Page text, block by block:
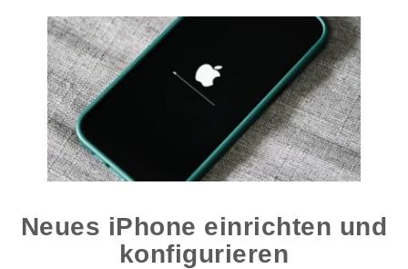
Neues iPhone einrichten und
konfigurieren